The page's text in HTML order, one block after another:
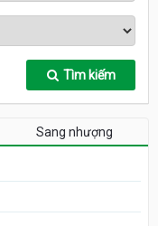
Tìm kiếm
Sang nhượng